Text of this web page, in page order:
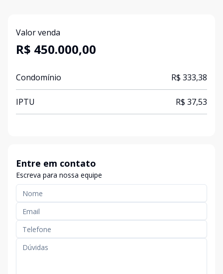
Valor venda
R$ 450.000,00
Condomínio R$ 333,38
IPTU R$ 37,53
Entre em contato
Escreva para nossa equipe